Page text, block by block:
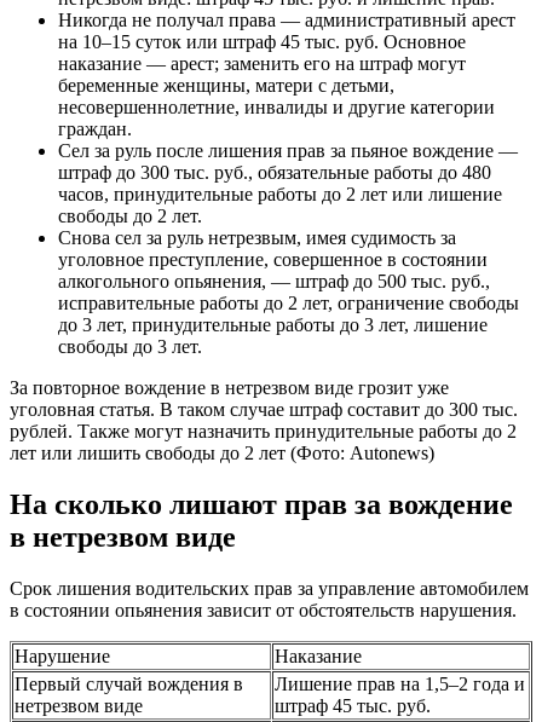
Никогда не получал права — административный арест
на 10–15 суток или штраф 45 тыс. руб. Основное
наказание — арест; заменить его на штраф могут
беременные женщины, матери с детьми,
несовершеннолетние, инвалиды и другие категории
граждан.
Сел за руль после лишения прав за пьяное вождение —
штраф до 300 тыс. руб., обязательные работы до 480
часов, принудительные работы до 2 лет или лишение
свободы до 2 лет.
Снова сел за руль нетрезвым, имея судимость за
уголовное преступление, совершенное в состоянии
алкогольного опьянения, — штраф до 500 тыс. руб.,
исправительные работы до 2 лет, ограничение свободы
до 3 лет, принудительные работы до 3 лет, лишение
свободы до 3 лет.
За повторное вождение в нетрезвом виде грозит уже
уголовная статья. В таком случае штраф составит до 300 тыс.
рублей. Также могут назначить принудительные работы до 2
лет или лишить свободы до 2 лет (Фото: Autonews)
На сколько лишают прав за вождение
в нетрезвом виде
Срок лишения водительских прав за управление автомобилем
в состоянии опьянения зависит от обстоятельств нарушения.
Нарушение
Наказание
Первый случай вождения в
нетрезвом виде
Лишение прав на 1,5–2 года и
штраф 45 тыс. руб.